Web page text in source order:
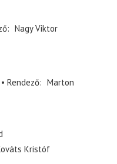
Nagy Viktor
Rendező
Marton
Kristóf